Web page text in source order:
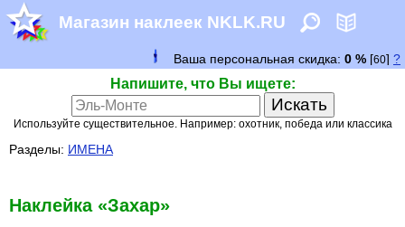
Магазин наклеек NKLK.RU
Напишите, что Вы ищете:
Используйте существительное. Например: охотник, победа или классика
Разделы: ИМЕНА
Наклейка «Захар»